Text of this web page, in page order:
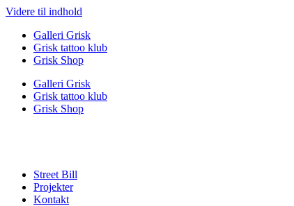
Videre til indhold
Galleri Grisk
Grisk tattoo klub
Grisk Shop
Galleri Grisk
Grisk tattoo klub
Grisk Shop
Street Bill
Projekter
Kontakt